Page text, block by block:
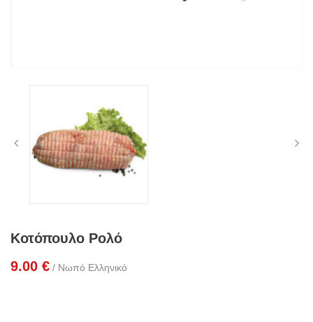
Κοτόπουλο Ρολό
9.00 € / Νωπό Ελληνικό